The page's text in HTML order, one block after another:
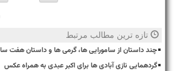
تازه ترین مطالب مرتبط
چند داستان از سامورایی ها، گرمی ها و داستان هفت
گردهمایی نازی آبادی ها برای اکبر عبدی به همراه عکس